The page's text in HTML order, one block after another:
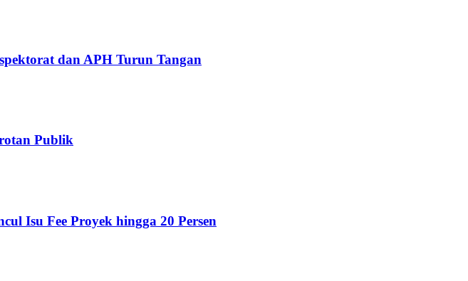
dan APH Turun Tangan
Publik
Isu Fee Proyek hingga 20 Persen